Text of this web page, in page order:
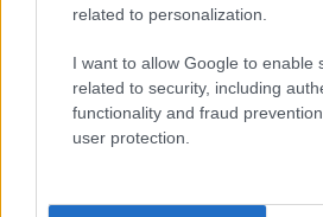
related to personalization.
I want to allow Google to enable
related to security, including
functionality and fraud
user protection.
FOTO. “Vai tas ir
veikalā nopērk tomātu,
taču, pārgriežot to uz
pusēm, viņu sagaida
pārsteigums